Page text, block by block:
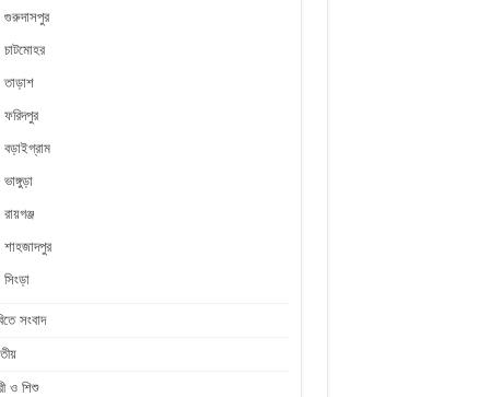
গুরুদাসপুর
চাটমোহর
তাড়াশ
ফরিদপুর
বড়াইগ্রাম
ভাঙ্গুড়া
রায়গঞ্জ
শাহজাদপুর
সিংড়া
সংবাদ
ও শিশু